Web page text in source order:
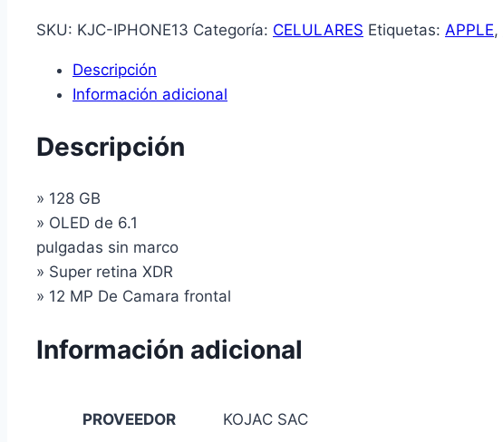
SKU: KJC-IPHONE13 Categoría: CELULARES Etiquetas: APPLE,
Descripción
Información adicional
Descripción
» 128 GB
» OLED de 6.1
pulgadas sin marco
» Super retina XDR
» 12 MP De Camara frontal
Información adicional
PROVEEDOR KOJAC SAC